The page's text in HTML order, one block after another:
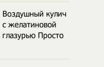
Воздушный кулич
с желатиновой
глазурью Просто